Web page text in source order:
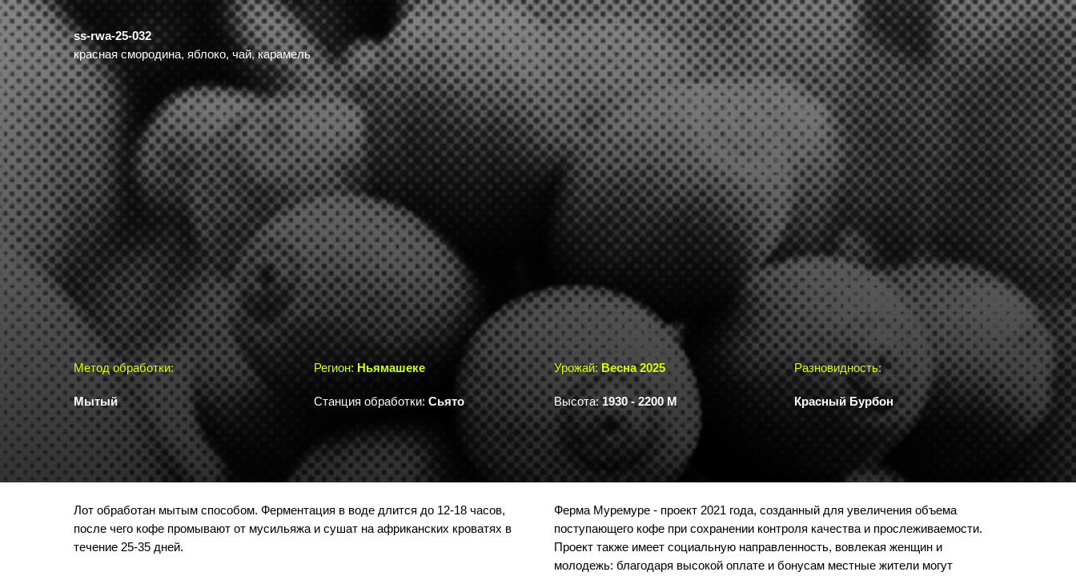
ss-rwa-25-032
красная смородина, яблоко, чай, карамель
Метод обработки:
Мытый
Регион: Ньямашеке
Станция обработки: Сьято
Урожай: Весна 2025
Высота:1930 - 2200 М
Разновидность:
Красный Бурбон
Лот обработан мытым способом. Ферментация в воде длится до 12-18 часов,
после чего кофе промывают от мусильяжа и сушат на африканских кроватях в
течение 25-35 дней.
Ферма Муремуре - проект 2021 года, созданный для увеличения объема
поступающего кофе при сохранении контроля качества и прослеживаемости.
Проект также имеет социальную направленность, вовлекая женщин и
молодежь: благодаря высокой оплате и бонусам местные жители могут